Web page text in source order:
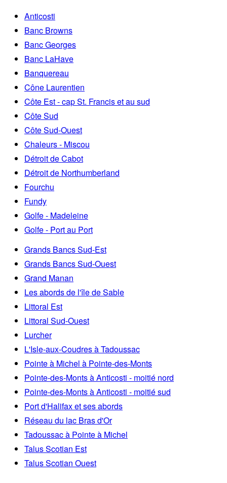
Anticosti
Banc Browns
Banc Georges
Banc LaHave
Banquereau
Cône Laurentien
Côte Est - cap St. Francis et au sud
Côte Sud
Côte Sud-Ouest
Chaleurs - Miscou
Détroit de Cabot
Détroit de Northumberland
Fourchu
Fundy
Golfe - Madeleine
Golfe - Port au Port
Grands Bancs Sud-Est
Grands Bancs Sud-Ouest
Grand Manan
Les abords de l'île de Sable
Littoral Est
Littoral Sud-Ouest
Lurcher
L'Isle-aux-Coudres à Tadoussac
Pointe à Michel à Pointe-des-Monts
Pointe-des-Monts à Anticosti - moitié nord
Pointe-des-Monts à Anticosti - moitié sud
Port d'Halifax et ses abords
Réseau du lac Bras d'Or
Tadoussac à Pointe à Michel
Talus Scotian Est
Talus Scotian Ouest